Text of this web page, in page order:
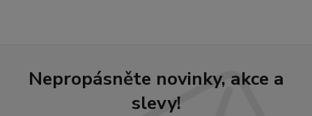
Nepropásněte novinky, akce a
slevy!